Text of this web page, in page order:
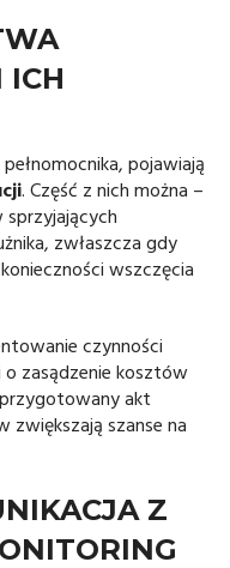
ICH
pojawiają
. Część z nich można –
zwłaszcza gdy
wszczęcia
czynności
o zasądzenie kosztów
akt
szanse na
Z